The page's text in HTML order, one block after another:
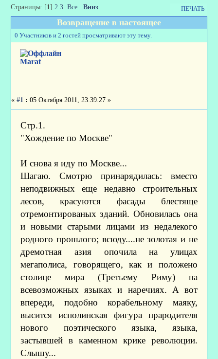
ПЕЧАТЬ
Страницы: [1]2 3 Все Вниз
Возвращение в настоящее
0 Участников и 2 гостей просматривают эту тему.
Marat
«#1 : 05 Октября 2011, 23:39:27 »
Стр.1.
"Хождение по Москве"
И снова я иду по Москве...
Шагаю. Смотрю принарядилась: вместо
неподвижных еще недавно строительных
лесов, красуются фасады блестяще
отремонтированых зданий. Обновилась она
и новыми старыми лицами из недалекого
родного прошлого; всюду....не золотая и не
дремотная азия опочила на улицах
мегаполиса, говорящего, как и положено
столице мира (Третьему Риму) на
всевозможных языках и наречиях. А вот
впереди, подобно корабельному маяку,
высится исполинская фигура прародителя
нового поэтического языка, языка,
застывшей в каменном крике революции.
Слышу...